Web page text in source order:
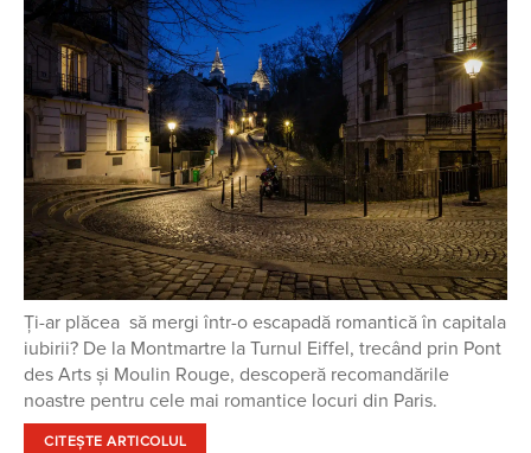
Ți-ar plăcea să mergi într-o escapadă romantică în capitala
iubirii? De la Montmartre la Turnul Eiffel, trecând prin Pont
des Arts și Moulin Rouge, descoperă recomandările
noastre pentru cele mai romantice locuri din Paris.
CITEȘTE ARTICOLUL